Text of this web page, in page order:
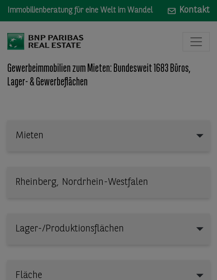
Immobilienberatung für eine Welt im Wandel Kontakt
Gewerbeimmobilien zum Mieten: Bundesweit 1683 Büros,
Lager- & Gewerbeflächen
Mieten
Lager-/Produktionsflächen
Fläche